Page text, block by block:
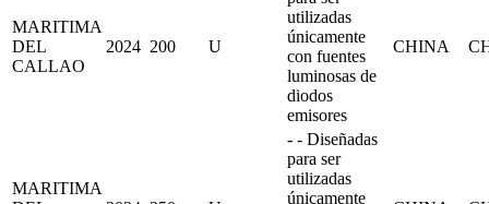
MARITIMA
DEL
CALLAO
2024 200 U
utilizadas
únicamente
con fuentes
luminosas de
diodos
emisores
CHINA
MARITIMA
- - Diseñadas
para ser
utilizadas
únicamente